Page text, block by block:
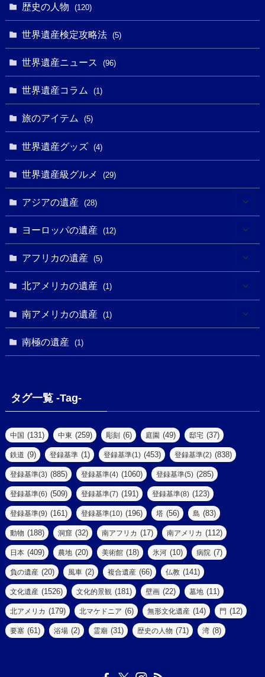
(5)
(18)
(3)
(7)
(5)
(39)
(290)
(7)
(6)
(3)
(3)
(6)
(8)
(4)
(2)
(5)
(16)
(62)
(14)
(61)
(9)
(2)
(17)
(8)
(73)
(11)
(18)
(2)
(1)
(5)
(2)
(2)
(8)
(4)
(8)
(2)
(2)
(10)
(1)
(1)
(1)
(27)
(10)
(7)
(2)
(47)
(9)
(3)
(5)
(19)
(8)
歴史の人物 (120)
世界遺産検定攻略法 (5)
世界遺産ニュース (96)
世界遺産コラム (1)
旅のアイテム (5)
世界遺産グッズ (4)
世界遺産級グルメ (29)
アジアの遺産 (28)
(1)
(1)
(18)
(2)
(1)
ヨーロッパの遺産 (12)
(2)
(1)
(1)
(2)
(2)
アフリカの遺産 (5)
(3)
北アメリカの遺産 (1)
(1)
(1)
南アメリカの遺産 (1)
南極の遺産 (1)
タグ一覧 -Tag-
中国 (131) 中東 (259) 彫刻 (6) 庭園 (49) 邸宅 (37)
鉄道 (9) 登録基準 (1) 登録基準(1) (453) 登録基準(2) (838)
登録基準(3) (885) 登録基準(4) (1060) 登録基準(5) (285)
登録基準(6) (509) 登録基準(7) (191) 登録基準(8) (123)
登録基準(9) (161) 登録基準(10) (196) 塔 (56) 島 (83)
動物 (188) 洞窟 (32) 南アフリカ (17) 南アメリカ (112)
日本 (409) 農地 (20) 美術館 (18) 氷河 (10) 病院 (7)
負の遺産 (20) 風車 (2) 複合遺産 (66) 仏教 (141)
文化遺産 (1526) 文化的景観 (181) 壁画 (22) 墓地 (11)
北アメリカ (179) 北マケドニア (6) 無形文化遺産 (14) 門 (12)
要塞 (61) 浴場 (2) 霊廟 (31) 歴史の人物 (71) 湾 (8)